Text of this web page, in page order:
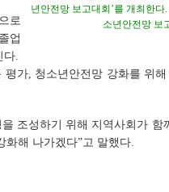
년안전망 보고대회’를 개최한
소년안전망 보
로
업
다.
가, 청소년안전망 강화를 위
조성하기 위해 지역사회가 함
화해 나가겠다”고 말했다.